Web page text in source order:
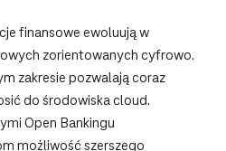
finansowe ewoluują w
zorientowanych cyfrowo.
zakresie pozwalają coraz
do środowiska cloud.
Open Bankingu
możliwość szerszego